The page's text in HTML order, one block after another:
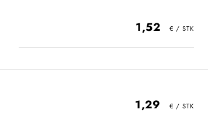
1,52
1,29